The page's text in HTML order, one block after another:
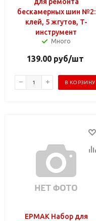
бескамерных шин №2:
клей, 5 жгутов, T-
инструмент
Много
139.00руб/шт
В КОРЗИНУ
ЕРМАК Набор для